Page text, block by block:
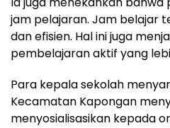
jam pelajaran. Jam belajar
dan efisien. Hal ini juga
pembelajaran aktif yang
‎Para kepala sekolah
Kecamatan Kapongan
menyosialisasikan kepada